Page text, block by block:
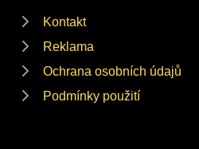
Kontakt
Reklama
Ochrana osobních údajů
Podmínky použití